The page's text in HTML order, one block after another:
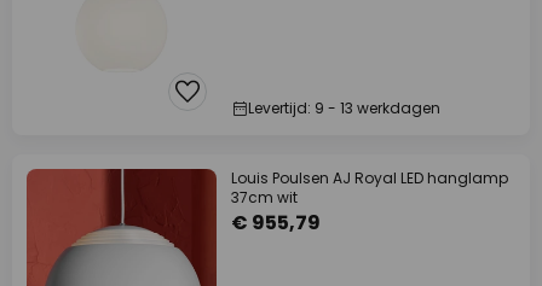
Levertijd: 9 - 13 werkdagen
Louis Poulsen AJ Royal LED hanglamp
37cm wit
€ 955,79